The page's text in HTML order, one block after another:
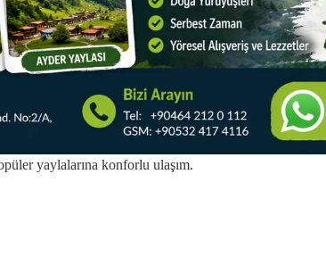
yaylalarına konforlu ulaşım.